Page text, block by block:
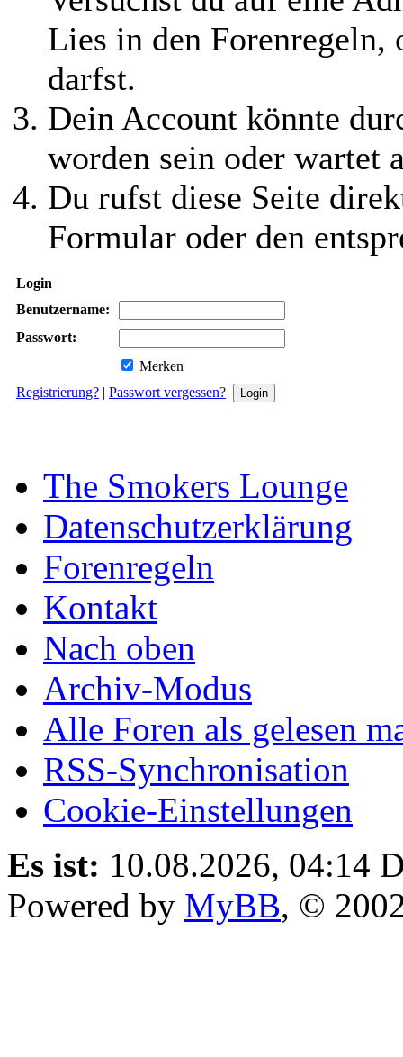
Lies in den Forenregeln,
darfst.
Dein Account könnte
worden sein oder wartet
Du rufst diese Seite
Formular oder den
Login
Benutzername:
Passwort:
Merken
Registrierung? | Passwort vergessen?
The Smokers Lounge
Datenschutzerklärung
Forenregeln
Kontakt
Nach oben
Archiv-Modus
Alle Foren als gelesen
RSS-Synchronisation
Cookie-Einstellungen
Es ist: 10.08.2026, 04:14
Powered by MyBB, ©